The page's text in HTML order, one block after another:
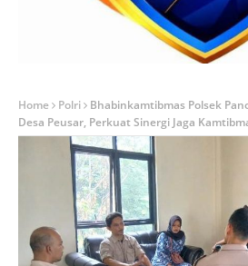
Home Polri
Bhabinkamtibmas Polsek
Desa Peusar, Perkuat Sinergi Jaga